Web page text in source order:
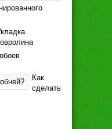
Как
сделать